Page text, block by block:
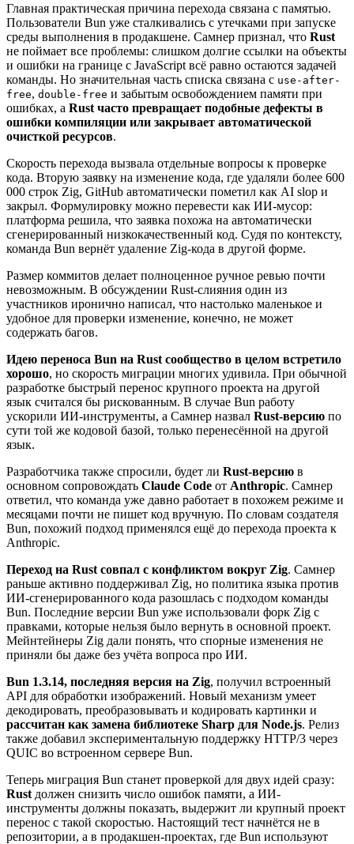
Главная практическая причина перехода связана с памятью.
Пользователи Bun уже сталкивались с утечками при запуске
среды выполнения в продакшене. Самнер признал, что Rust
не поймает все проблемы: слишком долгие ссылки на объекты
и ошибки на границе с JavaScript всё равно остаются задачей
команды. Но значительная часть списка связана с use-after-
free, double-free и забытым освобождением памяти при
ошибках, а Rust часто превращает подобные дефекты в
ошибки компиляции или закрывает автоматической
очисткой ресурсов.
Скорость перехода вызвала отдельные вопросы к проверке
кода. Вторую заявку на изменение кода, где удаляли более 600
000 строк Zig, GitHub автоматически пометил как AI slop и
закрыл. Формулировку можно перевести как ИИ-мусор:
платформа решила, что заявка похожа на автоматически
сгенерированный низкокачественный код. Судя по контексту,
команда Bun вернёт удаление Zig-кода в другой форме.
Размер коммитов делает полноценное ручное ревью почти
невозможным. В обсуждении Rust-слияния один из
участников иронично написал, что настолько маленькое и
удобное для проверки изменение, конечно, не может
содержать багов.
Идею переноса Bun на Rust сообщество в целом встретило
хорошо, но скорость миграции многих удивила. При обычной
разработке быстрый перенос крупного проекта на другой
язык считался бы рискованным. В случае Bun работу
ускорили ИИ-инструменты, а Самнер назвал Rust-версию по
сути той же кодовой базой, только перенесённой на другой
язык.
Разработчика также спросили, будет ли Rust-версию в
основном сопровождать Claude Code от Anthropic. Самнер
ответил, что команда уже давно работает в похожем режиме и
месяцами почти не пишет код вручную. По словам создателя
Bun, похожий подход применялся ещё до перехода проекта к
Anthropic.
Переход на Rust совпал с конфликтом вокруг Zig. Самнер
раньше активно поддерживал Zig, но политика языка против
ИИ-сгенерированного кода разошлась с подходом команды
Bun. Последние версии Bun уже использовали форк Zig с
правками, которые нельзя было вернуть в основной проект.
Мейнтейнеры Zig дали понять, что спорные изменения не
приняли бы даже без учёта вопроса про ИИ.
Bun 1.3.14, последняя версия на Zig, получил встроенный
API для обработки изображений. Новый механизм умеет
декодировать, преобразовывать и кодировать картинки и
рассчитан как замена библиотеке Sharp для Node.js. Релиз
также добавил экспериментальную поддержку HTTP/3 через
QUIC во встроенном сервере Bun.
Теперь миграция Bun станет проверкой для двух идей сразу:
Rust должен снизить число ошибок памяти, а ИИ-
инструменты должны показать, выдержит ли крупный проект
перенос с такой скоростью. Настоящий тест начнётся не в
репозитории, а в продакшен-проектах, где Bun используют